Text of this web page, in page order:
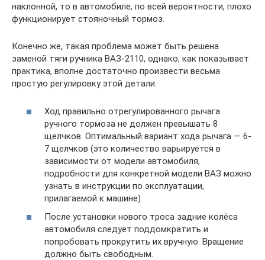
наклонной, то в автомобиле, по всей вероятности, плохо
функционирует стояночный тормоз.
Конечно же, такая проблема может быть решена
заменой тяги ручника ВАЗ-2110, однако, как показывает
практика, вполне достаточно произвести весьма
простую регулировку этой детали.
Ход правильно отрегулированного рычага
ручного тормоза не должен превышать 8
щелчков. Оптимальный вариант хода рычага — 6-
7 щелчков (это количество варьируется в
зависимости от модели автомобиля,
подробности для конкретной модели ВАЗ можно
узнать в инструкции по эксплуатации,
прилагаемой к машине).
После установки нового троса задние колёса
автомобиля следует поддомкратить и
попробовать прокрутить их вручную. Вращение
должно быть свободным.